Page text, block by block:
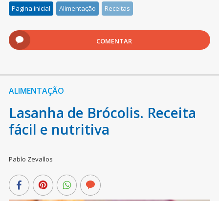
Pagina inicial Alimentação Receitas
COMENTAR
ALIMENTAÇÃO
Lasanha de Brócolis. Receita
fácil e nutritiva
Pablo Zevallos